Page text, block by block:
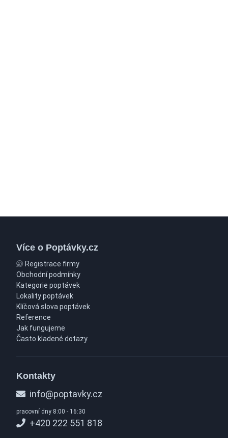
Více o Poptávky.cz
Registrace firmy
Obchodní podmínky
Kategorie poptávek
Lokality poptávek
Klíčová slova poptávek
Reference
Jak fungujeme
Často kladené dotazy
Kontakty
info@poptavky.cz
pracovní dny 8:00 - 16:30
+420 222 551 818